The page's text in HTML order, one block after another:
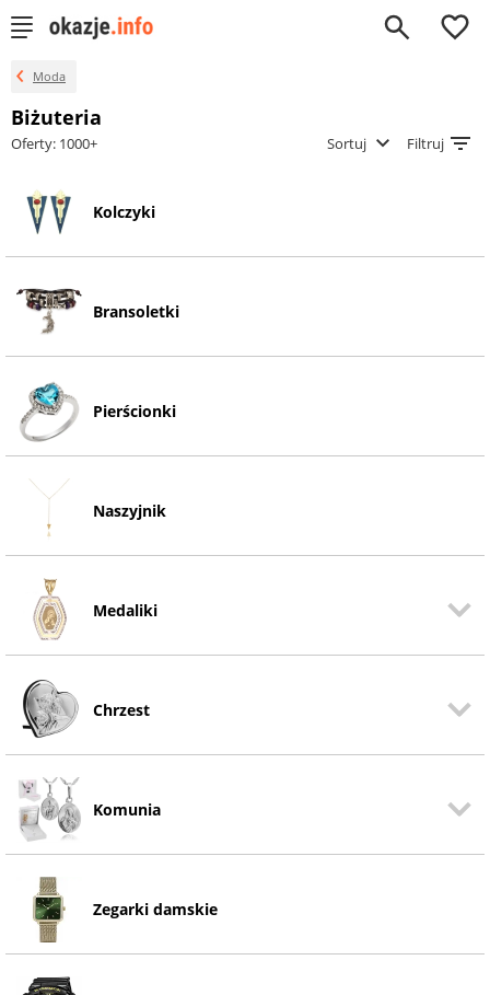
0
Moda
Biżuteria
Oferty: 1000+ Sortuj Filtruj
Kolczyki
Bransoletki
Pierścionki
Naszyjnik
Medaliki
Chrzest
Komunia
Zegarki damskie